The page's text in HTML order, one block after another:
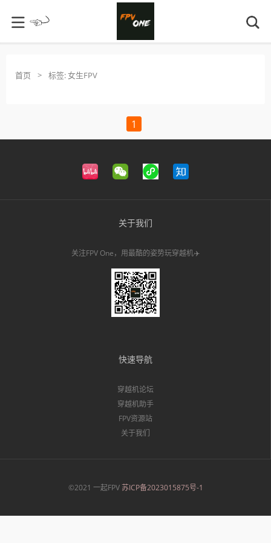
首页 > 标签:女生FPV
1
关于我们
关注FPV One，用最酷的姿势玩穿越机✈️
快速导航
穿越机论坛
穿越机助手
FPV资源站
关于我们
©2021 一起FPV苏ICP备2023015875号-1